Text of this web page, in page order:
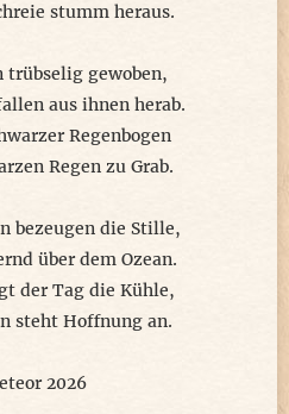
stumm heraus.
trübselig gewoben,
aus ihnen herab.
Regenbogen
Regen zu Grab.
bezeugen die Stille,
über dem Ozean.
der Tag die Kühle,
steht Hoffnung an.
2026